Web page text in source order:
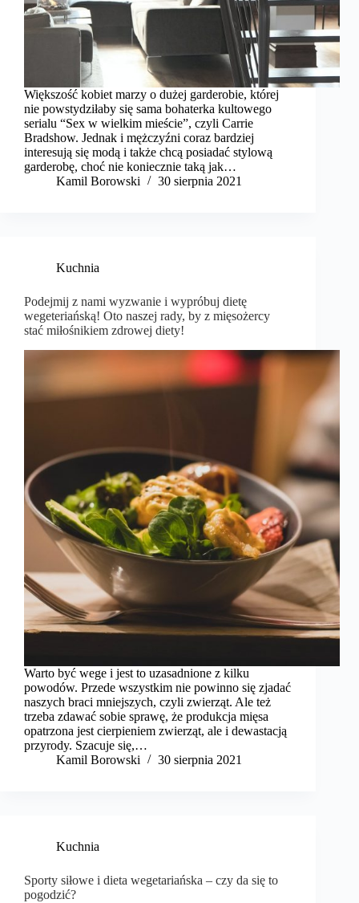
Większość kobiet marzy o dużej garderobie, której
nie powstydziłaby się sama bohaterka kultowego
serialu “Sex w wielkim mieście”, czyli Carrie
Bradshow. Jednak i mężczyźni coraz bardziej
interesują się modą i także chcą posiadać stylową
garderobę, choć nie koniecznie taką jak…
Kamil Borowski
30 sierpnia 2021
Kuchnia
Podejmij z nami wyzwanie i wypróbuj dietę
wegeteriańską! Oto naszej rady, by z mięsożercy
stać miłośnikiem zdrowej diety!
Warto być wege i jest to uzasadnione z kilku
powodów. Przede wszystkim nie powinno się zjadać
naszych braci mniejszych, czyli zwierząt. Ale też
trzeba zdawać sobie sprawę, że produkcja mięsa
opatrzona jest cierpieniem zwierząt, ale i dewastacją
przyrody. Szacuje się,…
Kamil Borowski
30 sierpnia 2021
Kuchnia
Sporty siłowe i dieta wegetariańska – czy da się to
pogodzić?